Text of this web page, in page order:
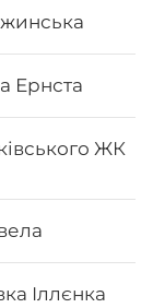
Ернста
ЖК
Іллєнка
Унагі